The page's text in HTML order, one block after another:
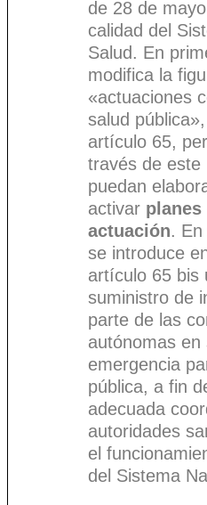
de 28 de
calidad del
Salud. En
modifica la
«actuaciones
salud
artículo 65,
través de este
puedan
activar
actuación. En
se introduce
artículo 65 bis
suministro de
parte de las
autónomas en
emergencia
pública, a fin
adecuada
autoridades
el
del Sistema